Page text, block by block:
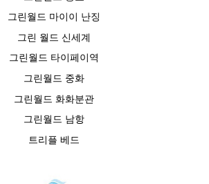
그린월드 마이이 난징
그린 월드 신세계
그린월드 타이페이역
그린월드 중화
그린월드 화화분관
그린월드 남항
트리플 베드